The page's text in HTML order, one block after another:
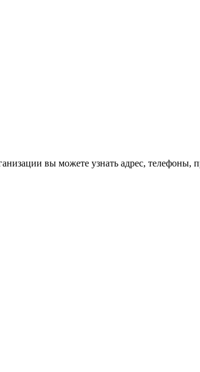
вы можете узнать адрес, телефоны,